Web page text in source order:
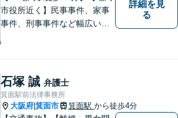
市役所近く】民事事件、家事
事件、刑事事件など幅広い分
い法的サービスを提供できる
よう努めて参ります。 何でも
お気軽ご相談ください。
詳細を見
る
石塚 誠 弁護士
箕面駅前法律事務所
大阪府 箕面市 箕面駅 から徒歩4分